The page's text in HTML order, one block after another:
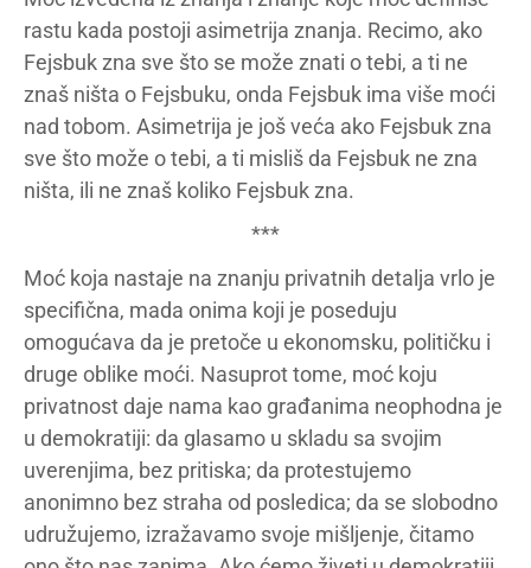
rastu kada postoji asimetrija znanja. Recimo, ako
Fejsbuk zna sve što se može znati o tebi, a ti ne
znaš ništa o Fejsbuku, onda Fejsbuk ima više moći
nad tobom. Asimetrija je još veća ako Fejsbuk zna
sve što može o tebi, a ti misliš da Fejsbuk ne zna
ništa, ili ne znaš koliko Fejsbuk zna.
***
Moć koja nastaje na znanju privatnih detalja vrlo je
specifična, mada onima koji je poseduju
omogućava da je pretoče u ekonomsku, političku i
druge oblike moći. Nasuprot tome, moć koju
privatnost daje nama kao građanima neophodna je
u demokratiji: da glasamo u skladu sa svojim
uverenjima, bez pritiska; da protestujemo
anonimno bez straha od posledica; da se slobodno
udružujemo, izražavamo svoje mišljenje, čitamo